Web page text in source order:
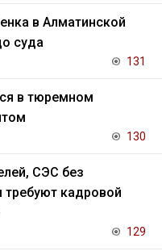
в Алматинской
суда
131
в тюремном
130
СЭС без
требуют кадровой
129